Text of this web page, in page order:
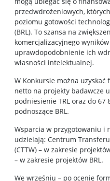
Pracownicy
Intranet
Strony prywatne
Badania i nauka
Zespoły badawcze
przedwdrożeniowych,
poziomu gotowości
(BRL). To szansa na
komercjalizacyjnego
uprawdopodobnienie ich
własności intelektualnej.
W Konkursie można uzyskać
netto na projekty badawcze
podniesienie TRL oraz do 67
podnoszące BRL.
Wsparcia w przygotowaniu i
udzielają: Centrum
(CTTW) – w zakresie
– w zakresie projektów BRL.
We wrześniu – po ocenie